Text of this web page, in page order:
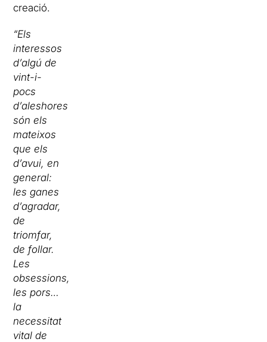
creació.
“Els
interessos
d’algú de
vint-i-
pocs
d’aleshores
són els
mateixos
que els
d’avui, en
general:
les ganes
d’agradar,
de
triomfar,
de follar.
Les
obsessions,
les pors…
la
necessitat
vital de